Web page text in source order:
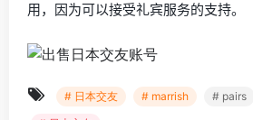
用，因为可以接受礼宾服务的支持。
# 日本交友 # marrish # pairs